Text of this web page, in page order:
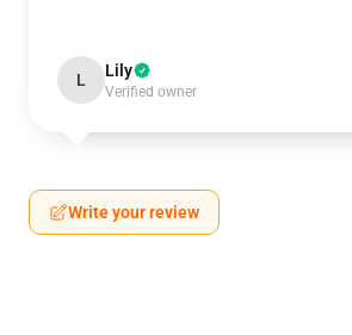
L Lily
Verified owner
Write your review